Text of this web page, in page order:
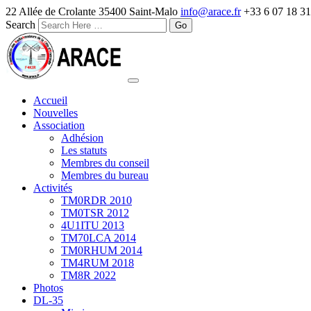
22 Allée de Crolante 35400 Saint-Malo info@arace.fr +33 6 07 18
Search
Accueil
Nouvelles
Association
Adhésion
Les statuts
Membres du conseil
Membres du bureau
Activités
TM0RDR 2010
TM0TSR 2012
4U1ITU 2013
TM70LCA 2014
TM0RHUM 2014
TM4RUM 2018
TM8R 2022
Photos
DL-35